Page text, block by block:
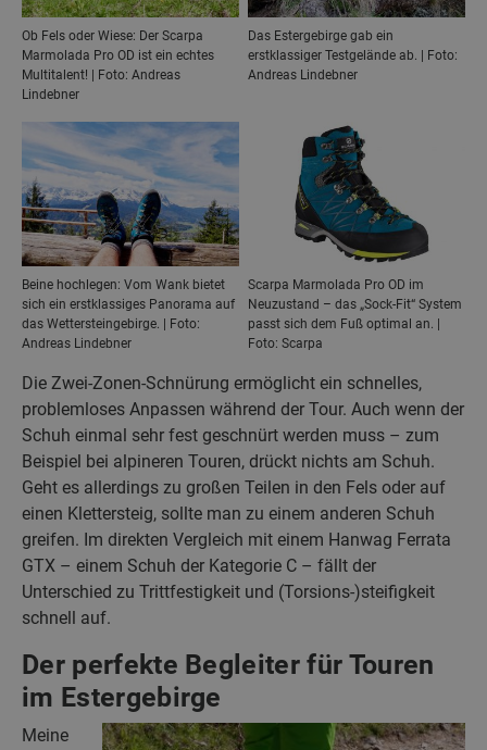
Ob Fels oder Wiese: Der Scarpa
Marmolada Pro OD ist ein echtes
Multitalent! | Foto: Andreas
Lindebner
Das Estergebirge gab ein
erstklassiger Testgelände ab. | Foto:
Andreas Lindebner
Beine hochlegen: Vom Wank bietet
sich ein erstklassiges Panorama auf
das Wettersteingebirge. | Foto:
Andreas Lindebner
Scarpa Marmolada Pro OD im
Neuzustand – das „Sock-Fit“ System
passt sich dem Fuß optimal an. |
Foto: Scarpa
Die Zwei-Zonen-Schnürung ermöglicht ein schnelles,
problemloses Anpassen während der Tour. Auch wenn der
Schuh einmal sehr fest geschnürt werden muss – zum
Beispiel bei alpineren Touren, drückt nichts am Schuh.
Geht es allerdings zu großen Teilen in den Fels oder auf
einen Klettersteig, sollte man zu einem anderen Schuh
greifen. Im direkten Vergleich mit einem Hanwag Ferrata
GTX – einem Schuh der Kategorie C – fällt der
Unterschied zu Trittfestigkeit und (Torsions-)steifigkeit
schnell auf.
Der perfekte Begleiter für Touren
im Estergebirge
Meine